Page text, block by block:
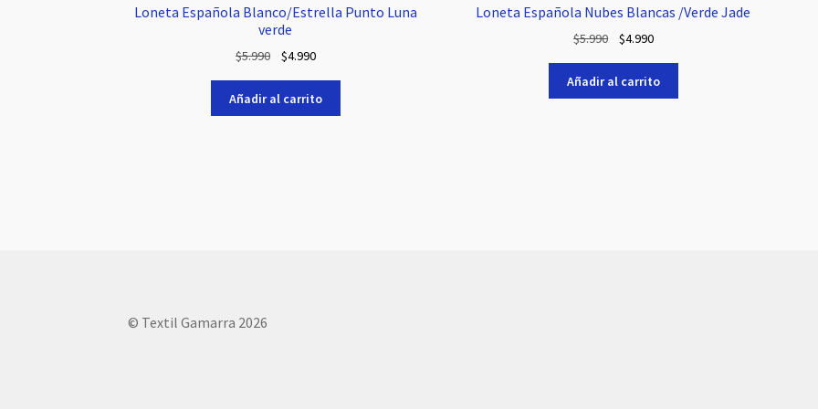
Loneta Española Blanco/Estrella Punto Luna
verde
$5.990
El
original
era:
$4.990El
actual
es:
Añadir al carrito
Loneta Española Nubes Blancas /Verde Jade
$5.990
El
original
era:
$4.990El
actual
es:
Añadir al carrito
© Textil Gamarra 2026